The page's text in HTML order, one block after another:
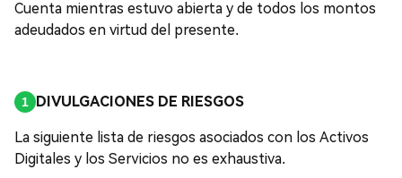
Cuenta mientras estuvo abierta y de todos los montos
adeudados en virtud del presente.
DIVULGACIONES DE RIESGOS
La siguiente lista de riesgos asociados con los Activos
Digitales y los Servicios no es exhaustiva.